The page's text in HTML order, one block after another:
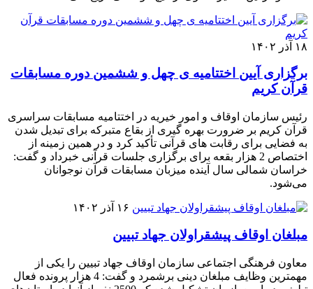
۱۸ آذر ۱۴۰۲
برگزاری آیین اختتامیه ی چهل و ششمین دوره مسابقات
قرآن کریم
رئیس سازمان اوقاف و امور خیریه در اختتامیه مسابقات سراسری
قرآن کریم بر ضرورت بهره گیری از بقاع متبرکه برای تبدیل شدن
به فضایی برای رقابت های قرآنی تأکید کرد و در همین زمینه از
اختصاص 2 هزار بقعه برای برگزاری جلسات قرآنی خبرداد و گفت:
خراسان شمالی سال آینده میزبان مسابقات قرآن نوجوانان
می‌شود.
۱۶ آذر ۱۴۰۲
مبلغان اوقاف پیشقراولان جهاد تبیین
معاون فرهنگی اجتماعی سازمان اوقاف جهاد تبیین را یکی از
مهمترین وظایف مبلغان دینی برشمرد و گفت: 4 هزار پرونده فعال